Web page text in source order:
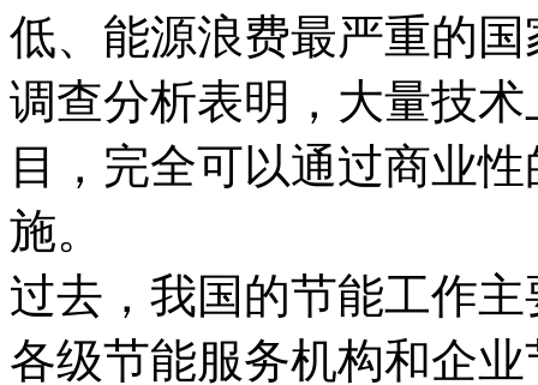
低、能源浪费最严重的
调查分析表明，大量技
目，完全可以通过商业
施。
过去，我国的节能工作
各级节能服务机构和企